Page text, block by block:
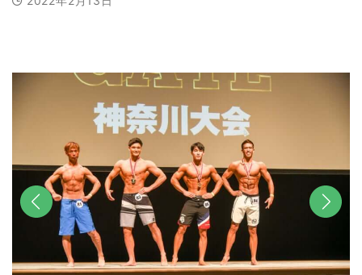
t
e
d
1
.
0
0
%